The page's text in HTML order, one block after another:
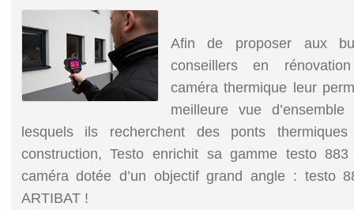
Afin de proposer aux
conseillers en
caméra thermique leur
meilleure vue
lesquels ils recherchent des ponts
construction, Testo enrichit sa gamme testo
caméra dotée d’un objectif grand angle : testo
ARTIBAT !